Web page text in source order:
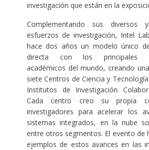
investigación que están en la
Complementando sus diversos
esfuerzos de investigación, Intel
hace dos años un modelo único
directa con los principales
académicos del mundo, creando
siete Centros de Ciencia y
Institutos de Investigación
Cada centro creo su propia
investigadores para acelerar los
sistemas integrados, en la nube
entre otros segmentos. El evento de
ejemplos de estos avances en las